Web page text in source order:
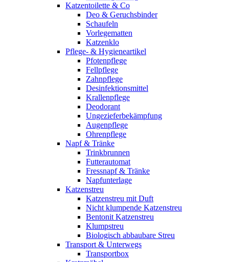
Katzentoilette & Co
Deo & Geruchsbinder
Schaufeln
Vorlegematten
Katzenklo
Pflege- & Hygieneartikel
Pfotenpflege
Fellpflege
Zahnpflege
Desinfektionsmittel
Krallenpflege
Deodorant
Ungezieferbekämpfung
Augenpflege
Ohrenpflege
Napf & Tränke
Trinkbrunnen
Futterautomat
Fressnapf & Tränke
Napfunterlage
Katzenstreu
Katzenstreu mit Duft
Nicht klumpende Katzenstreu
Bentonit Katzenstreu
Klumpstreu
Biologisch abbaubare Streu
Transport & Unterwegs
Transportbox